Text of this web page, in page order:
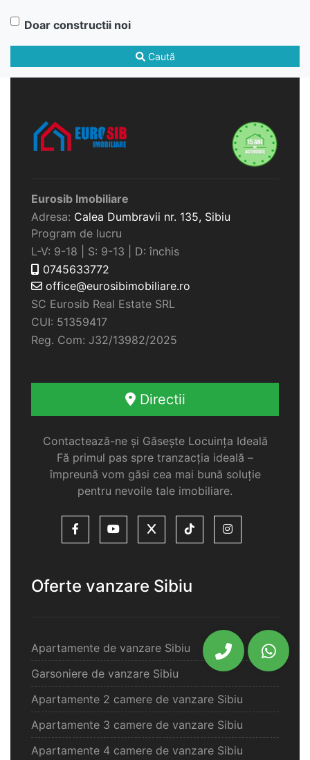
Doar constructii noi
Caută
Eurosib Imobiliare
Adresa: Calea Dumbravii nr. 135, Sibiu
Program de lucru
L-V: 9-18 | S: 9-13 | D: închis
0745633772
office@eurosibimobiliare.ro
SC Eurosib Real Estate SRL
CUI: 51359417
Reg. Com: J32/13982/2025
Directii
Contactează-ne și Găsește Locuința Ideală
Fă primul pas spre tranzacția ideală –
împreună vom găsi cea mai bună soluție
pentru nevoile tale imobiliare.
Oferte vanzare Sibiu
Apartamente de vanzare Sibiu
Garsoniere de vanzare Sibiu
Apartamente 2 camere de vanzare Sibiu
Apartamente 3 camere de vanzare Sibiu
Apartamente 4 camere de vanzare Sibiu